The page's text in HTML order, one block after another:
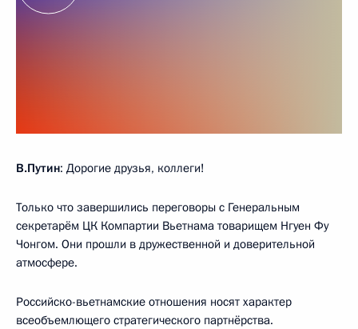
В.Путин: Дорогие друзья, коллеги!
Только что завершились переговоры с Генеральным
секретарём ЦК Компартии Вьетнама товарищем Нгуен Фу
Чонгом. Они прошли в дружественной и доверительной
атмосфере.
Российско-вьетнамские отношения носят характер
всеобъемлющего стратегического партнёрства.